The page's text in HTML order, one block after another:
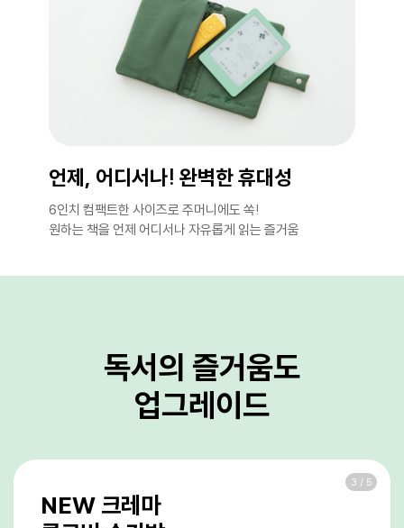
언제, 어디서나! 완벽한 휴대성
6인치 컴팩트한 사이즈로 주머니에도 쏙!
원하는 책을 언제 어디서나 자유롭게 읽는 즐거움
독서의 즐거움도
업그레이드
조명이 필요없는
4 / 5